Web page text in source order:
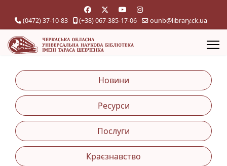
(0472) 37-10-83 (+38) 067-385-17-06 ounb@library.ck.ua
Новини
Ресурси
Послуги
Краєзнавство